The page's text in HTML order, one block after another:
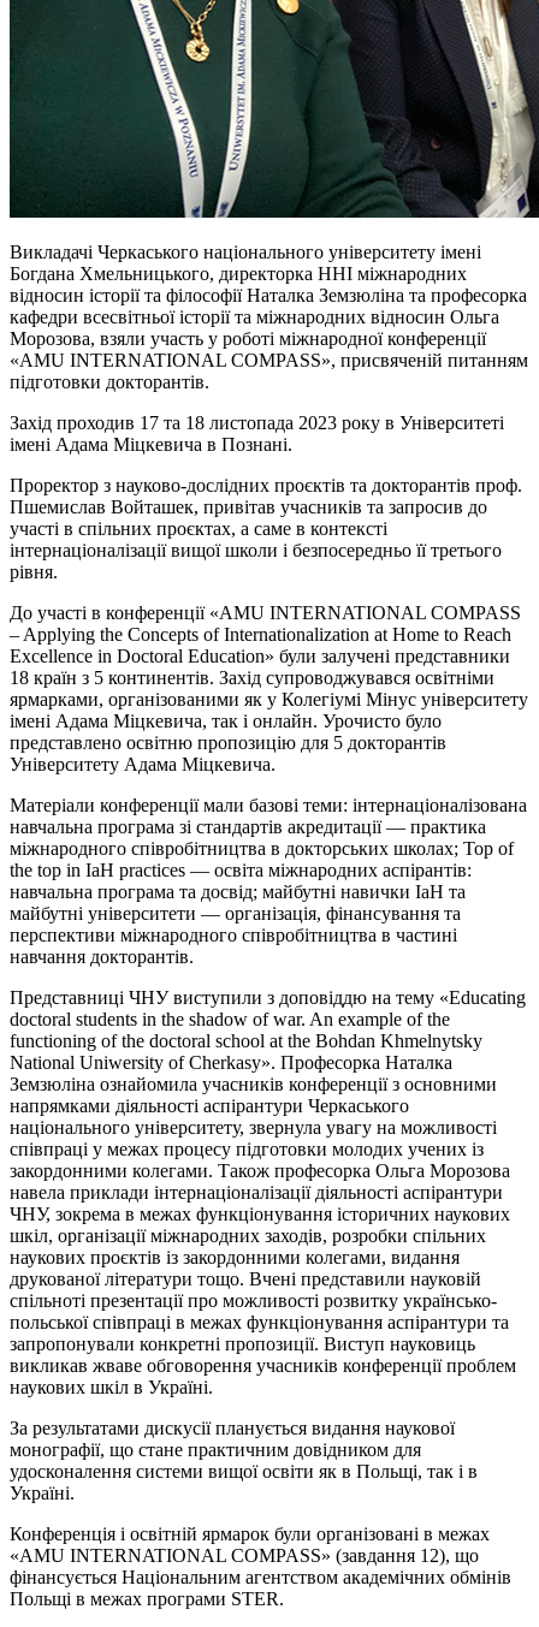
Викладачі Черкаського національного університету імені
Богдана Хмельницького, директорка ННІ міжнародних
відносин історії та філософії Наталка Земзюліна та професорка
кафедри всесвітньої історії та міжнародних відносин Ольга
Морозова, взяли участь у роботі міжнародної конференції
«AMU INTERNATIONAL COMPASS», присвяченій питанням
підготовки докторантів.
Захід проходив 17 та 18 листопада 2023 року в Університеті
імені Адама Міцкевича в Познані.
Проректор з науково-дослідних проєктів та докторантів проф.
Пшемислав Войташек, привітав учасників та запросив до
участі в спільних проєктах, а саме в контексті
інтернаціоналізації вищої школи і безпосередньо її третього
рівня.
До участі в конференції «AMU INTERNATIONAL COMPASS
– Applying the Concepts of Internationalization at Home to Reach
Excellence in Doctoral Education» були залучені представники
18 країн з 5 континентів. Захід супроводжувався освітніми
ярмарками, організованими як у Колегіумі Мінус університету
імені Адама Міцкевича, так і онлайн. Урочисто було
представлено освітню пропозицію для 5 докторантів
Університету Адама Міцкевича.
Матеріали конференції мали базові теми: інтернаціоналізована
навчальна програма зі стандартів акредитації — практика
міжнародного співробітництва в докторських школах; Top of
the top in IaH practices — освіта міжнародних аспірантів:
навчальна програма та досвід; майбутні навички IaH та
майбутні університети — організація, фінансування та
перспективи міжнародного співробітництва в частині
навчання докторантів.
Представниці ЧНУ виступили з доповіддю на тему «Educating
doctoral students in the shadow of war. An example of the
functioning of the doctoral school at the Bohdan Khmelnytsky
National Uniwersity of Cherkasy». Професорка Наталка
Земзюліна ознайомила учасників конференції з основними
напрямками діяльності аспірантури Черкаського
національного університету, звернула увагу на можливості
співпраці у межах процесу підготовки молодих учених із
закордонними колегами. Також професорка Ольга Морозова
навела приклади інтернаціоналізації діяльності аспірантури
ЧНУ, зокрема в межах функціонування історичних наукових
шкіл, організації міжнародних заходів, розробки спільних
наукових проєктів із закордонними колегами, видання
друкованої літератури тощо. Вчені представили науковій
спільноті презентації про можливості розвитку українсько-
польської співпраці в межах функціонування аспірантури та
запропонували конкретні пропозиції. Виступ науковиць
викликав жваве обговорення учасників конференції проблем
наукових шкіл в Україні.
За результатами дискусії планується видання наукової
монографії, що стане практичним довідником для
удосконалення системи вищої освіти як в Польщі, так і в
Україні.
Конференція і освітній ярмарок були організовані в межах
«AMU INTERNATIONAL COMPASS» (завдання 12), що
фінансується Національним агентством академічних обмінів
Польщі в межах програми STER.